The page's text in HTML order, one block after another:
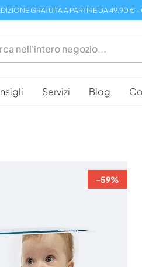
GRATUITA A PARTIRE DA 49.90
Servizi Blog
-59%